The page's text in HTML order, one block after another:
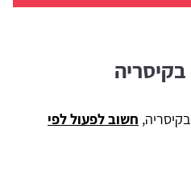
חשוב לפעול לפי